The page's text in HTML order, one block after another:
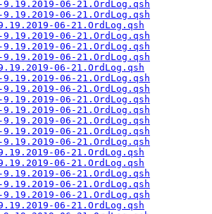
9.19.2019-06-21.OrdLog.qsh
9.19.2019-06-21.OrdLog.qsh
06-21.OrdLog.qsh
9.19.2019-06-21.OrdLog.qsh
9.19.2019-06-21.OrdLog.qsh
9.19.2019-06-21.OrdLog.qsh
06-21.OrdLog.qsh
9.19.2019-06-21.OrdLog.qsh
9.19.2019-06-21.OrdLog.qsh
9.19.2019-06-21.OrdLog.qsh
9.19.2019-06-21.OrdLog.qsh
9.19.2019-06-21.OrdLog.qsh
9.19.2019-06-21.OrdLog.qsh
9.19.2019-06-21.OrdLog.qsh
06-21.OrdLog.qsh
06-21.OrdLog.qsh
9.19.2019-06-21.OrdLog.qsh
9.19.2019-06-21.OrdLog.qsh
9.19.2019-06-21.OrdLog.qsh
06-21.OrdLog.qsh